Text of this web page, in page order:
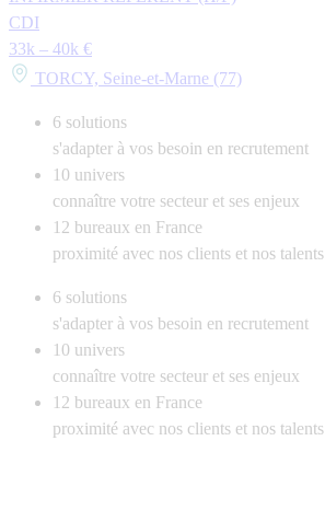
CDI
33k – 40k €
TORCY, Seine-et-Marne (77)
6 solutions
s'adapter à vos besoin en recrutement
10 univers
connaître votre secteur et ses enjeux
12 bureaux en France
proximité avec nos clients et nos talents
6 solutions
s'adapter à vos besoin en recrutement
10 univers
connaître votre secteur et ses enjeux
12 bureaux en France
proximité avec nos clients et nos talents